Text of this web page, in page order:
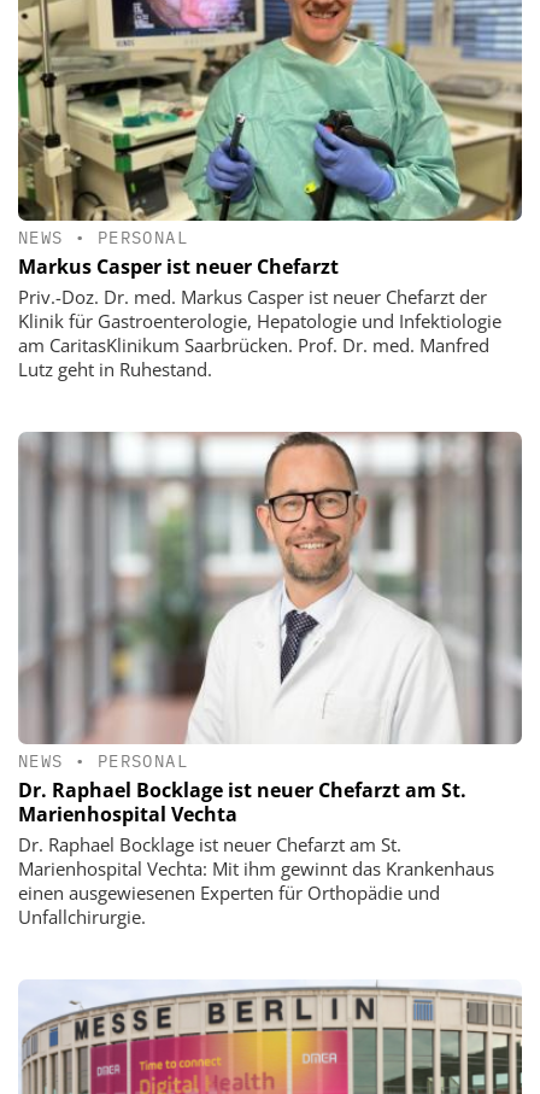
NEWS • PERSONAL
Markus Casper ist neuer Chefarzt
Priv.-Doz. Dr. med. Markus Casper ist neuer Chefarzt der
Klinik für Gastroenterologie, Hepatologie und Infektiologie
am CaritasKlinikum Saarbrücken. Prof. Dr. med. Manfred
Lutz geht in Ruhestand.
NEWS • PERSONAL
Dr. Raphael Bocklage ist neuer Chefarzt am St.
Marienhospital Vechta
Dr. Raphael Bocklage ist neuer Chefarzt am St.
Marienhospital Vechta: Mit ihm gewinnt das Krankenhaus
einen ausgewiesenen Experten für Orthopädie und
Unfallchirurgie.